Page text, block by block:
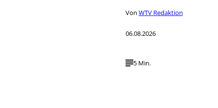
Von WTV Redaktion
06.08.2026
5 Min.